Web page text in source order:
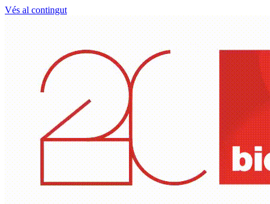
Vés al contingut